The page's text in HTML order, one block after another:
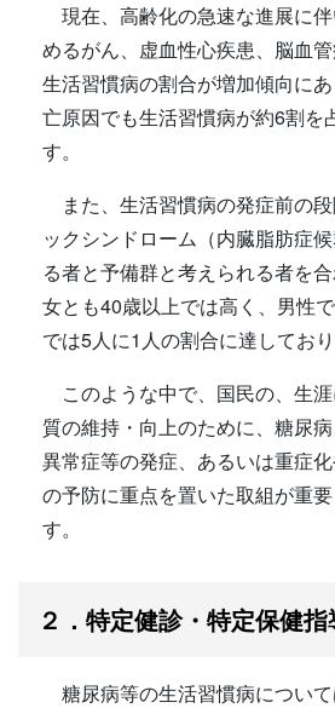
現在、高齢化の急速な進展に
めるがん、虚血性心疾患、脳血
生活習慣病の割合が増加傾向に
亡原因でも生活習慣病が約6割を
す。
また、生活習慣病の発症前の
ックシンドローム（内臓脂肪症
る者と予備群と考えられる者を
女とも40歳以上では高く、男性
では5人に1人の割合に達しており
このような中で、国民の、生
質の維持・向上のために、糖尿
異常症等の発症、あるいは重症
の予防に重点を置いた取組が重
す。
２．特定健診・特定保健
糖尿病等の生活習慣病につい